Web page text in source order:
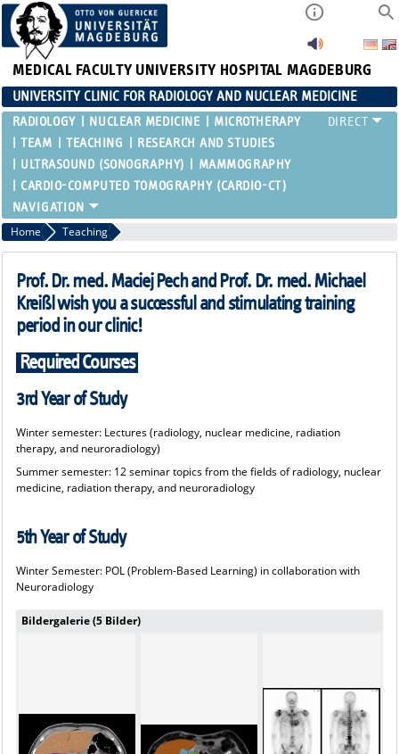
MEDICAL FACULTY UNIVERSITY HOSPITAL MAGDEBURG
UNIVERSITY CLINIC FOR RADIOLOGY AND NUCLEAR MEDICINE
RADIOLOGY NUCLEAR MEDICINE
MICROTHERAPY
TEAM
TEACHING
RESEARCH AND STUDIES
ULTRASOUND (SONOGRAPHY)
MAMMOGRAPHY
CARDIO-COMPUTED TOMOGRAPHY (CARDIO-CT)
Home Teaching
Prof. Dr. med. Maciej Pech and Prof. Dr. med. Michael
Kreißl wish you a successful and stimulating training
period in our clinic!
Required Courses
3rd Year of Study
Winter semester: Lectures (radiology, nuclear medicine, radiation
therapy, and neuroradiology)
Summer semester: 12 seminar topics from the fields of radiology, nuclear
medicine, radiation therapy, and neuroradiology
5th Year of Study
Winter Semester: POL (Problem-Based Learning) in collaboration with
Neuroradiology
Bildergalerie (5 Bilder)